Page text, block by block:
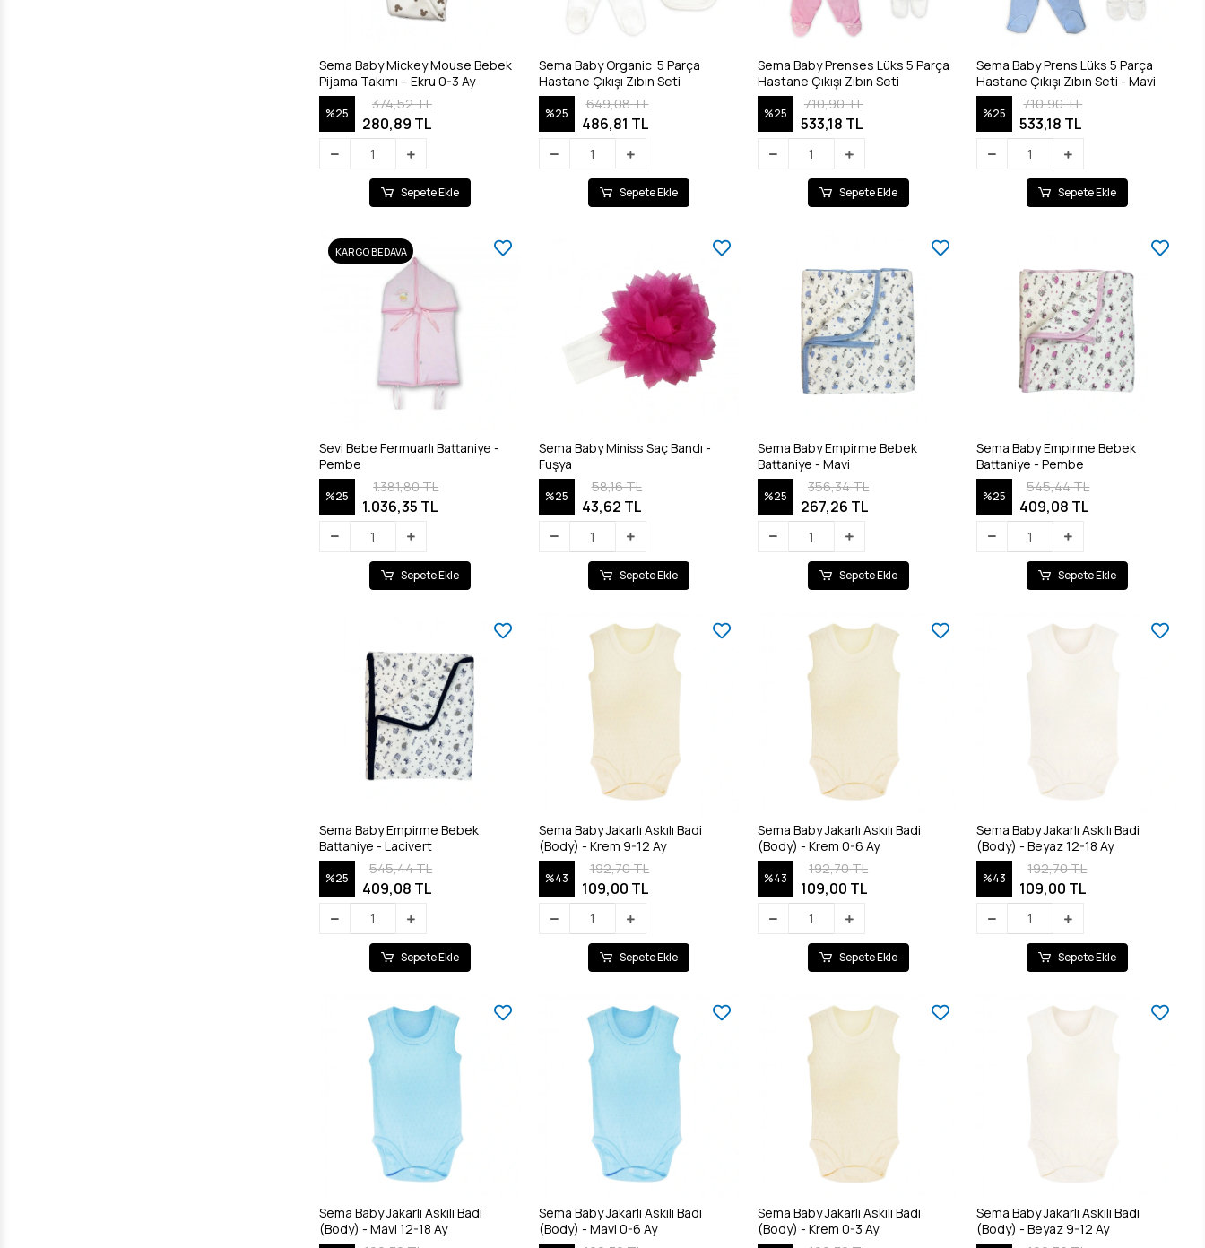
Sema Baby Mickey Mouse Bebek
Pijama Takımı – Ekru 0-3 Ay
%25
374,52 TL
280,89 TL
Sepete Ekle
Sema Baby Organic 5 Parça
Hastane Çıkışı Zıbın Seti
%25
649,08 TL
486,81 TL
Sepete Ekle
Sema Baby Prenses Lüks 5 Parça
Hastane Çıkışı Zıbın Seti
%25
710,90 TL
533,18 TL
Sepete Ekle
Sema Baby Prens Lüks 5 Parça
Hastane Çıkışı Zıbın Seti - Mavi
%25
710,90 TL
533,18 TL
Sepete Ekle
KARGO BEDAVA
Sevi Bebe Fermuarlı Battaniye -
Pembe
%25
1.381,80 TL
1.036,35 TL
Sepete Ekle
Sema Baby Miniss Saç Bandı -
Fuşya
%25
58,16 TL
43,62 TL
Sepete Ekle
Sema Baby Empirme Bebek
Battaniye - Mavi
%25
356,34 TL
267,26 TL
Sepete Ekle
Sema Baby Empirme Bebek
Battaniye - Pembe
%25
545,44 TL
409,08 TL
Sepete Ekle
Sema Baby Empirme Bebek
Battaniye - Lacivert
%25
545,44 TL
409,08 TL
Sepete Ekle
Sema Baby Jakarlı Askılı Badi
(Body) - Krem 9-12 Ay
%43
192,70 TL
109,00 TL
Sepete Ekle
Sema Baby Jakarlı Askılı Badi
(Body) - Krem 0-6 Ay
%43
192,70 TL
109,00 TL
Sepete Ekle
Sema Baby Jakarlı Askılı Badi
(Body) - Beyaz 12-18 Ay
%43
192,70 TL
109,00 TL
Sepete Ekle
Sema Baby Jakarlı Askılı Badi
(Body) - Mavi 12-18 Ay
Sema Baby Jakarlı Askılı Badi
(Body) - Mavi 0-6 Ay
Sema Baby Jakarlı Askılı Badi
(Body) - Krem 0-3 Ay
Sema Baby Jakarlı Askılı Badi
(Body) - Beyaz 9-12 Ay